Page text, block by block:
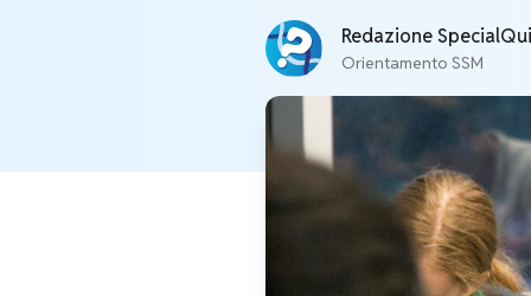
Redazione
Orientamento SSM